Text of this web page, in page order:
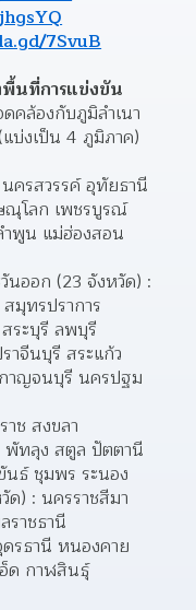
7SvuB
พื้นที่การแข่งขัน
คล้องกับภูมิลำเนา
บ่งเป็น 4 ภูมิภาค)
ครสวรรค์ อุทัยธานี
ณุโลก เพชรบูรณ์
พูน แม่ฮ่องสอน
นออก (23 จังหวัด) :
มุทรปราการ
ระบุรี ลพบุรี
าจีนบุรี สระแก้ว
าญจนบุรี นครปฐม
ช สงขลา
พัทลุง สตูล ปัตตานี
นธ์ ชุมพร ระนอง
ด) : นครราชสีมา
ราชธานี
รธานี หนองคาย
ด กาฬสินธุ์